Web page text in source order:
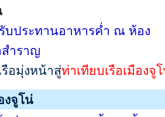
รับประทานอาหารค่ำ ณ ห้อง
สำราญ
รือมุ่งหน้าสู่ท่าเทียบเรือเมืองจู
งจูโน่